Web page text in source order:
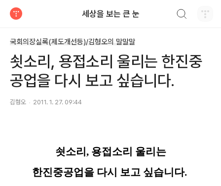
세상을 보는 큰 눈
국회의장실록(제도개선등)/김형오의 말말말
쇳소리, 용접소리 울리는 한진중
공업을 다시 보고 싶습니다.
김형오 2011. 1. 27. 09:44
쇳소리, 용접소리 울리는
한진중공업을 다시 보고 싶습니다.